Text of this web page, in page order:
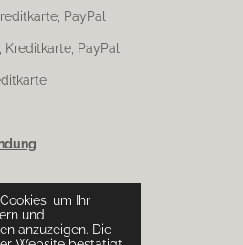
um Ihr
und
anzuzeigen. Die
PayPal
PayPal